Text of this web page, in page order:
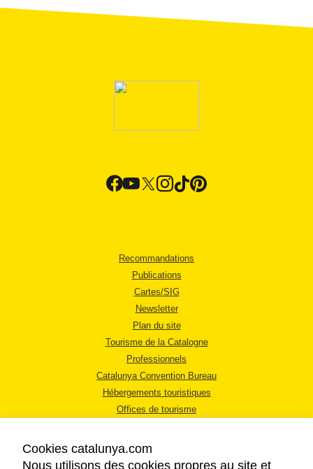
Recommandations
Publications
Cartes/SIG
Newsletter
Plan du site
Tourisme de la Catalogne
Professionnels
Catalunya Convention Bureau
Hébergements touristiques
Offices de tourisme
Cookies catalunya.com
Nous utilisons des cookies propres au site et